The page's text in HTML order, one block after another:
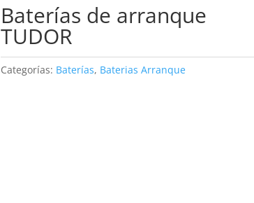
Baterías de arranque
TUDOR
Categorías: Baterías, Baterias Arranque